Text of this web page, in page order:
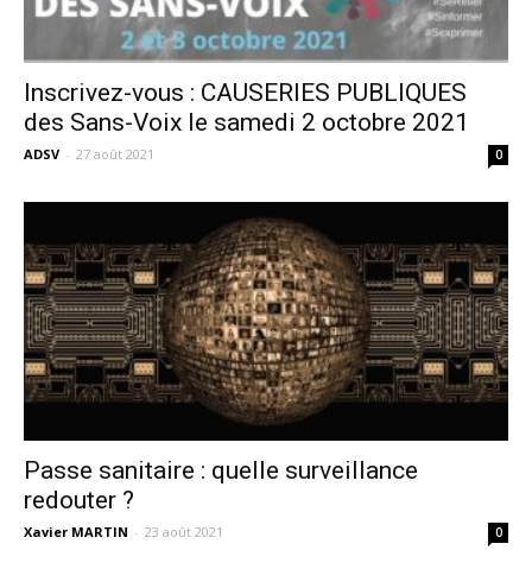
Inscrivez-vous : CAUSERIES PUBLIQUES
des Sans-Voix le samedi 2 octobre 2021
ADSV - 27 août 2021 0
Passe sanitaire : quelle surveillance
redouter ?
Xavier MARTIN - 23 août 2021 0